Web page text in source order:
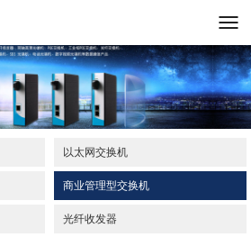
以太网交换机
商业管理型交换机
光纤收发器